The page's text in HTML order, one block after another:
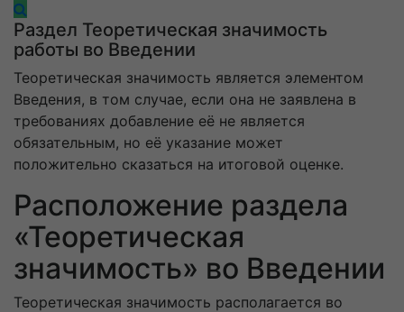
Раздел Теоретическая значимость
работы во Введении
Теоретическая значимость является элементом
Введения, в том случае, если она не заявлена в
требованиях добавление её не является
обязательным, но её указание может
положительно сказаться на итоговой оценке.
Расположение раздела
«Теоретическая
значимость» во Введении
Теоретическая значимость располагается во